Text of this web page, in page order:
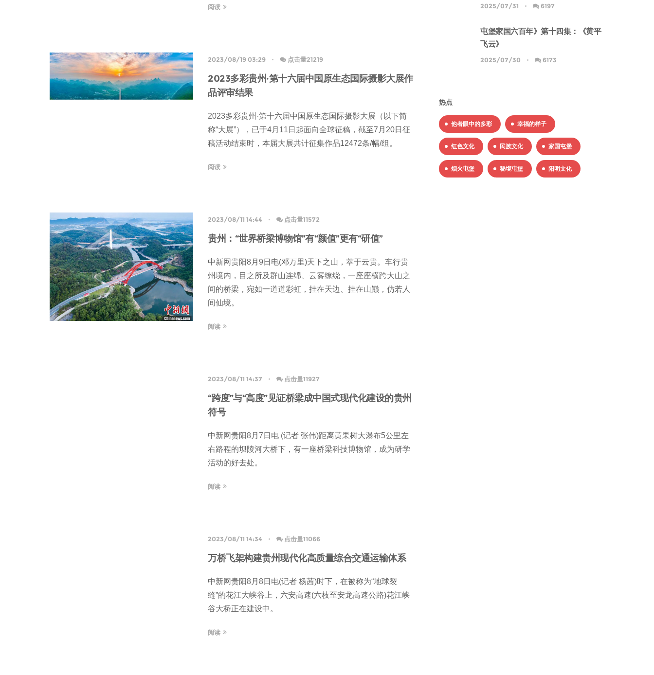
阅读
2023/08/19 03:29 点击量21219
2023多彩贵州·第十六届中国原生态国际摄影大展作
品评审结果
2023多彩贵州·第十六届中国原生态国际摄影大展（以下简
称“大展”），已于4月11日起面向全球征稿，截至7月20日征
稿活动结束时，本届大展共计征集作品12472条/幅/组。
阅读
2023/08/11 14:44 点击量11572
贵州：“世界桥梁博物馆”有“颜值”更有“研值”
中新网贵阳8月9日电(邓万里)天下之山，萃于云贵。车行贵
州境内，目之所及群山连绵、云雾缭绕，一座座横跨大山之
间的桥梁，宛如一道道彩虹，挂在天边、挂在山巅，仿若人
间仙境。
阅读
2023/08/11 14:37 点击量11927
“跨度”与“高度”见证桥梁成中国式现代化建设的贵州
符号
中新网贵阳8月7日电 (记者 张伟)距离黄果树大瀑布5公里左
右路程的坝陵河大桥下，有一座桥梁科技博物馆，成为研学
活动的好去处。
阅读
2023/08/11 14:34 点击量11066
万桥飞架构建贵州现代化高质量综合交通运输体系
中新网贵阳8月8日电(记者 杨茜)时下，在被称为“地球裂
缝”的花江大峡谷上，六安高速(六枝至安龙高速公路)花江峡
谷大桥正在建设中。
阅读
2025/07/31 6197
屯堡家国六百年》第十四集：《黄平
飞云》
2025/07/30 6173
热点
他者眼中的多彩 幸福的样子
红色文化 民族文化 家国屯堡
烟火屯堡 秘境屯堡 阳明文化